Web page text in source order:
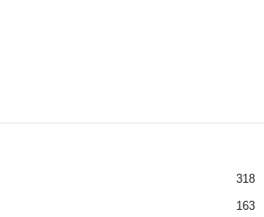
318
163